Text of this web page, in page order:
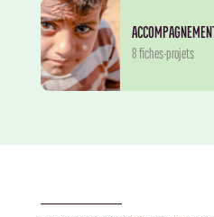
8 fiches-projets